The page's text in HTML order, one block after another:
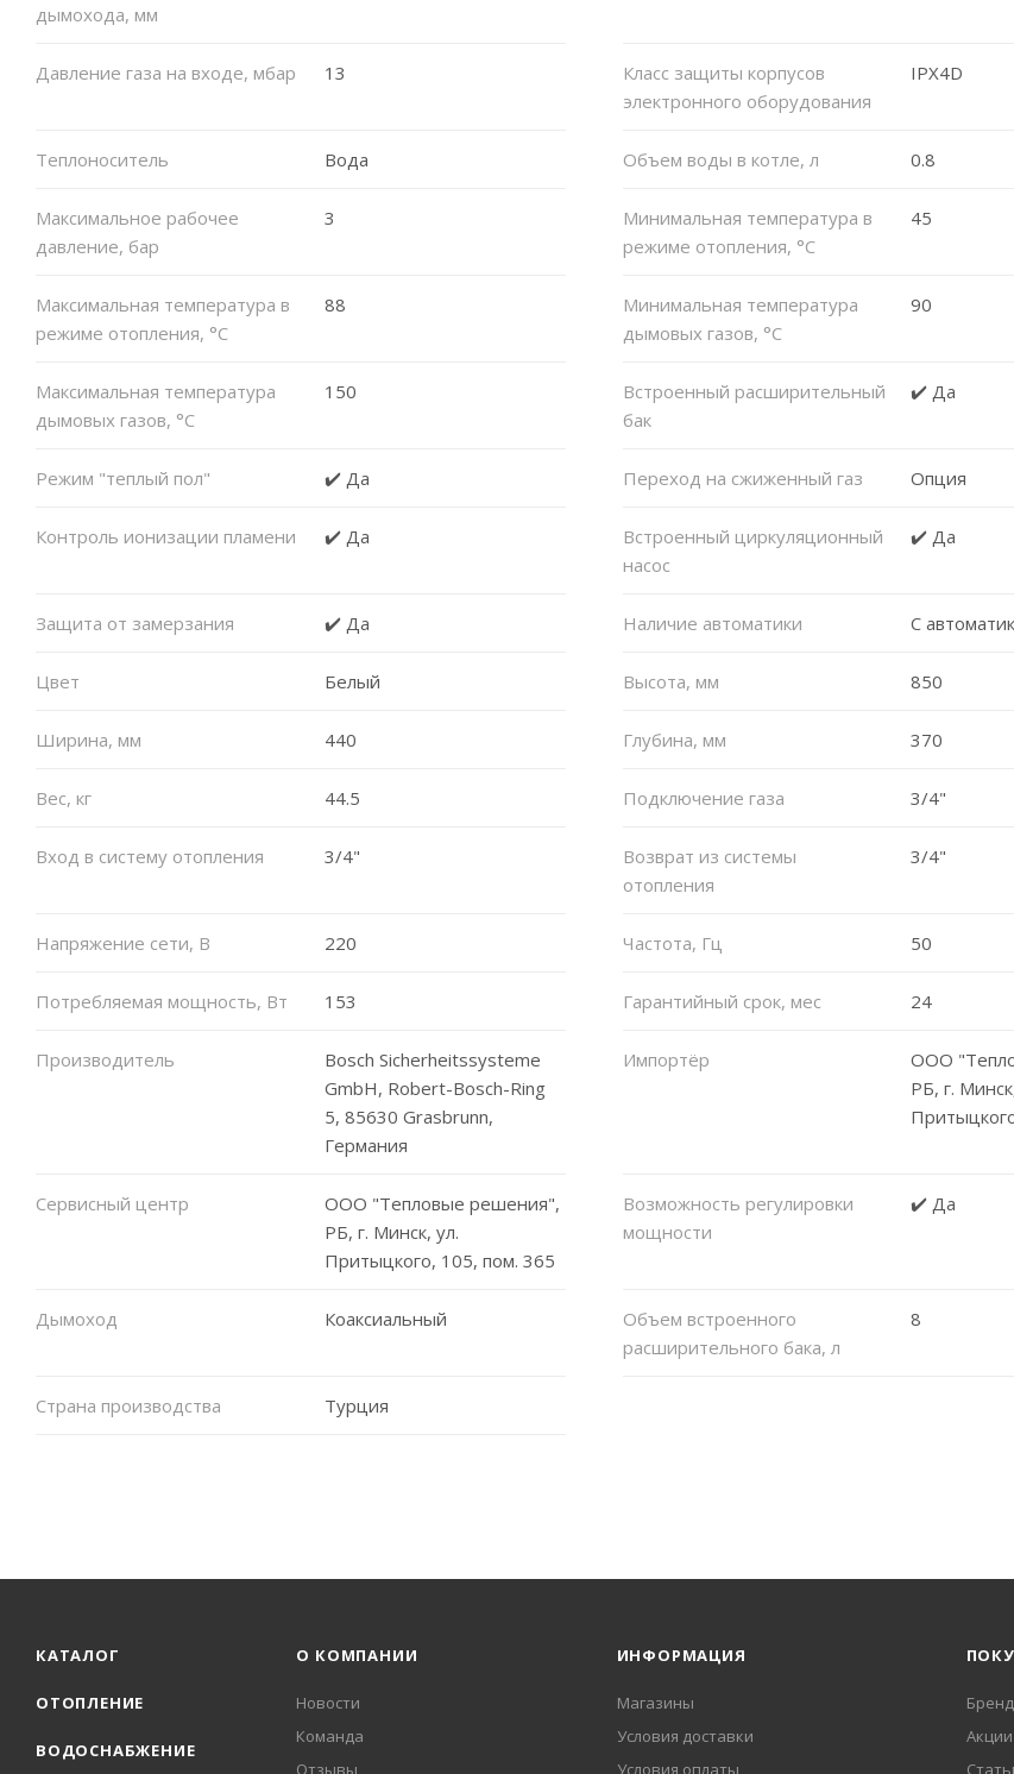
дымохода, мм
Давление газа на входе, мбар 13
Класс защиты корпусов
электронного оборудования
IPX4D
Теплоноситель Вода Объем воды в котле, л 0.8
Максимальное рабочее
давление, бар
3
Минимальная температура в
режиме отопления, °C
45
Максимальная температура в
режиме отопления, °C
88
Минимальная температура
дымовых газов, °C
90
Максимальная температура
дымовых газов, °C
150
Встроенный расширительный
бак
✔️ Да
Режим "теплый пол" ✔️ Да Переход на сжиженный газ Опция
Контроль ионизации пламени ✔️ Да
Встроенный циркуляционный
насос
✔️ Да
Защита от замерзания ✔️ Да Наличие автоматики С
Цвет Белый Высота, мм 850
Ширина, мм 440 Глубина, мм 370
Вес, кг 44.5 Подключение газа 3/4"
Вход в систему отопления 3/4"
Возврат из системы
отопления
3/4"
Напряжение сети, В 220 Частота, Гц 50
Потребляемая мощность, Вт 153 Гарантийный срок, мес 24
Производитель
Bosch Sicherheitssysteme
GmbH, Robert-Bosch-Ring
5, 85630 Grasbrunn,
Германия
Импортёр
ООО
РБ, г.
Сервисный центр
ООО "Тепловые решения",
РБ, г. Минск, ул.
Притыцкого, 105, пом. 365
Возможность регулировки
мощности
✔️ Да
Дымоход Коаксиальный
Объем встроенного
расширительного бака, л
8
Страна производства Турция
КАТАЛОГ
ОТОПЛЕНИЕ
ВОДОСНАБЖЕНИЕ
О КОМПАНИИ
Новости
Команда
Отзывы
ИНФОРМАЦИЯ
Магазины
Условия доставки
Условия оплаты
Акции